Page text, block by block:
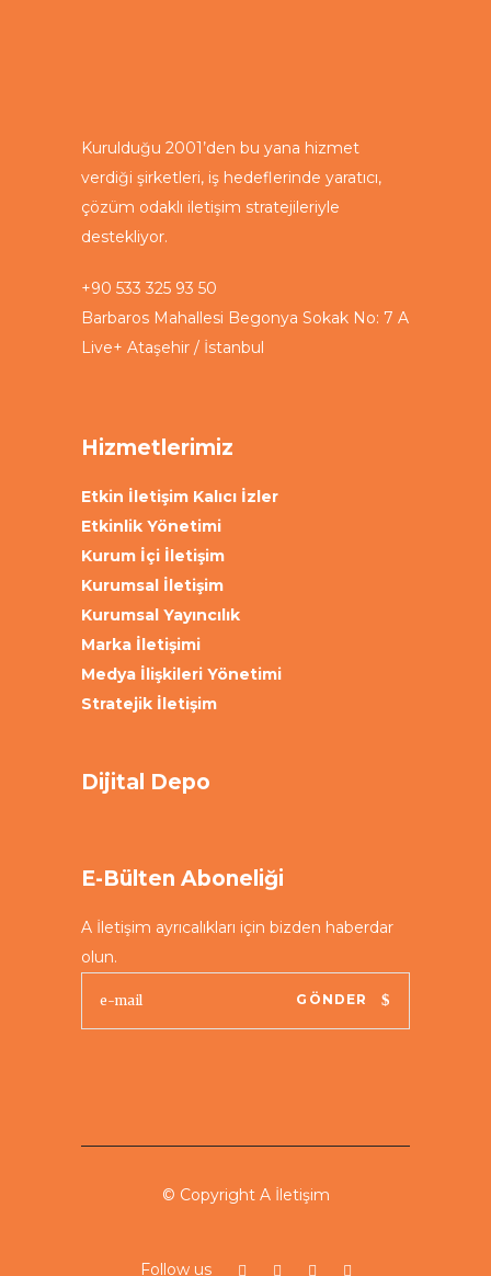
Kurulduğu 2001’den bu yana hizmet
verdiği şirketleri, iş hedeflerinde yaratıcı,
çözüm odaklı iletişim stratejileriyle
destekliyor.
+90 533 325 93 50
Barbaros Mahallesi Begonya Sokak No: 7 A
Live+ Ataşehir / İstanbul
Hizmetlerimiz
Etkin İletişim Kalıcı İzler
Etkinlik Yönetimi
Kurum İçi İletişim
Kurumsal İletişim
Kurumsal Yayıncılık
Marka İletişimi
Medya İlişkileri Yönetimi
Stratejik İletişim
Dijital Depo
E-Bülten Aboneliği
A İletişim ayrıcalıkları için bizden haberdar
olun.
GÖNDER
© Copyright A İletişim
Follow us